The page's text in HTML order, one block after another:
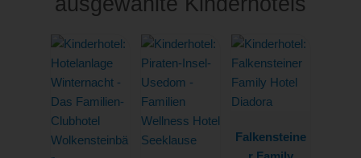
Falkensteine